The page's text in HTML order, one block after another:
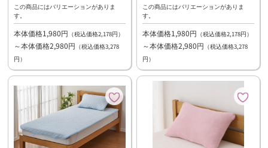
この商品にはバリエーションがありま
す。
本体価格1,980円 （税込価格2,178円）
～本体価格2,980円 （税込価格3,278
円）
この商品にはバリエーションがありま
す。
本体価格1,980円 （税込価格2,178円）
～本体価格2,980円 （税込価格3,278
円）